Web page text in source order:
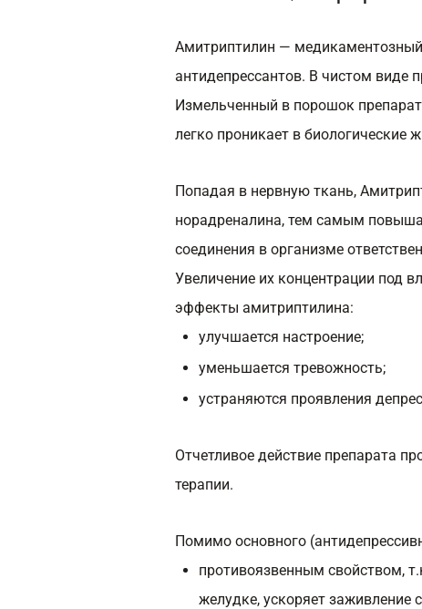
Амитриптилин —
антидепрессантов. В чистом виде
Измельченный в порошок
легко проникает в биологические
Попадая в нервную ткань,
норадреналина, тем самым
соединения в организме
Увеличение их концентрации под
эффекты амитриптилина:
улучшается настроение;
уменьшается тревожность;
устраняются проявления
Отчетливое действие препарата
терапии.
Помимо основного
противоязвенным свойством,
желудке, ускоряет заживление